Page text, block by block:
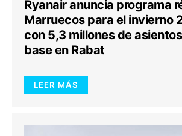
Ryanair anuncia programa
Marruecos para el invierno
con 5,3 millones de
base en Rabat
LEER MÁS